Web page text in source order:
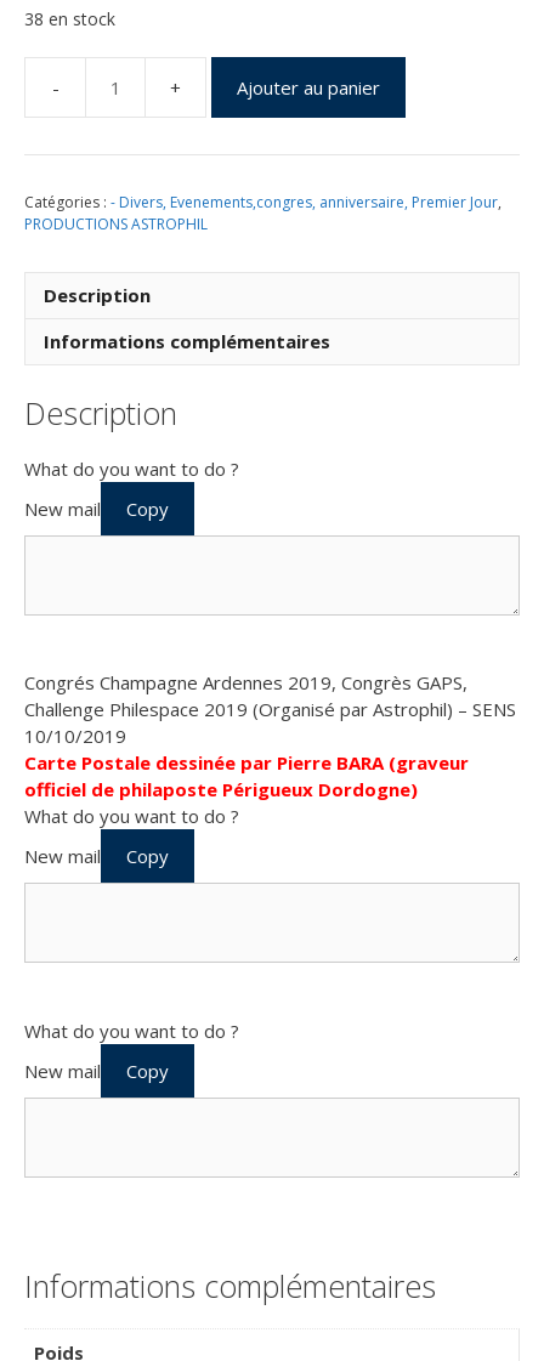
38 en stock
quantité
de
Challenge
-
SENS
Ajouter au panier
Catégories : - Divers, Evenements,congres, anniversaire, Premier Jour,
PRODUCTIONS ASTROPHIL
Description
Informations complémentaires
Description
What do you want to do ?
New mail
Copy
Congrés Champagne Ardennes 2019, Congrès GAPS,
Challenge Philespace 2019 (Organisé par Astrophil) – SENS
10/10/2019
Carte Postale dessinée par Pierre BARA (graveur
officiel de philaposte Périgueux Dordogne)
What do you want to do ?
New mail
Copy
What do you want to do ?
New mail
Copy
Informations complémentaires
Poids